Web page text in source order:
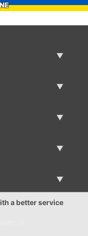
a better service